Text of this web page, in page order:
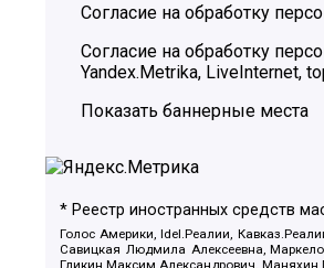
Согласие на обработку
Согласие на обработку
Yandex.Metrika, LiveInternet,
Показать баннерные места
* Реестр иностранных средств
Голос Америки, Idel.Реалии,
Савицкая Людмила Алексеевна,
Гликин Максим Александрович, Маняхин